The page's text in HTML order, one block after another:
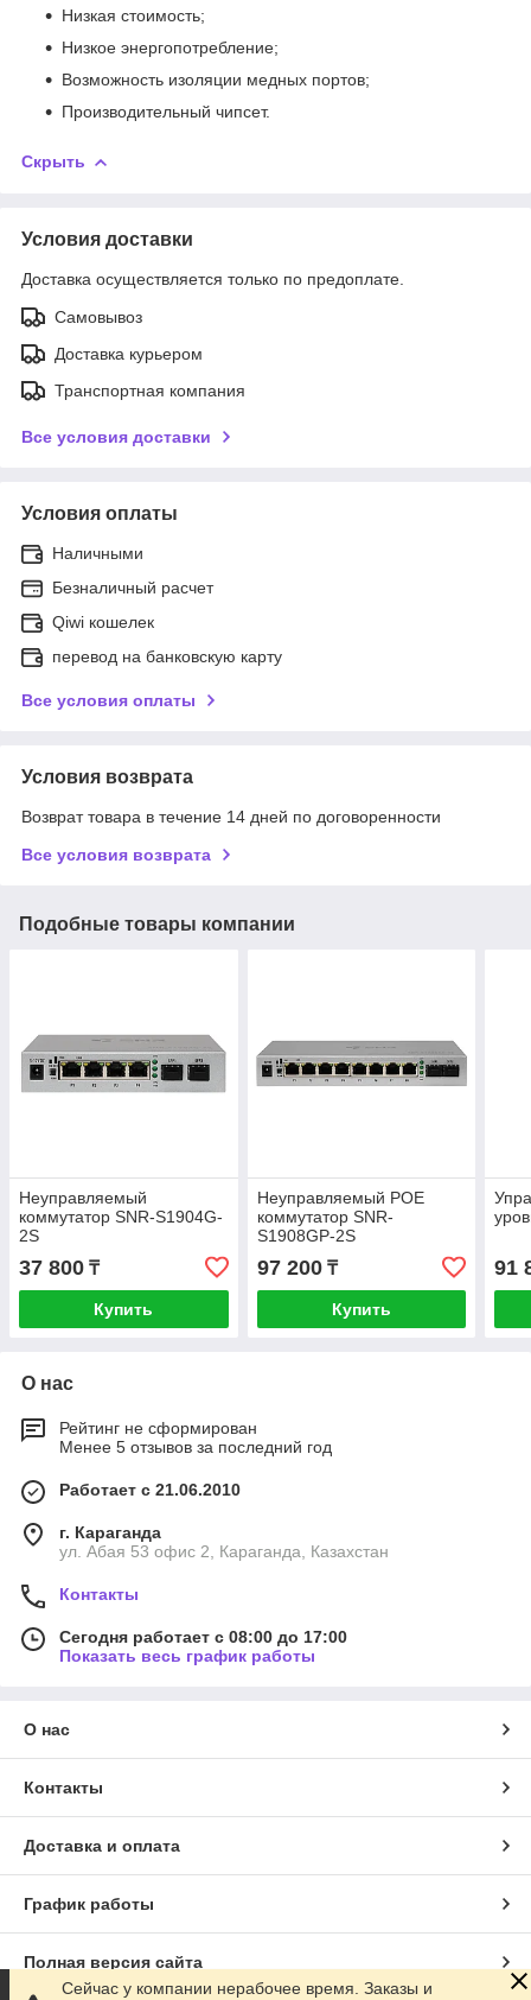
Низкая стоимость;
Низкое энергопотребление;
Возможность изоляции медных портов;
Производительный чипсет.
Скрыть
Условия доставки
Доставка осуществляется только по предоплате.
Самовывоз
Доставка курьером
Транспортная компания
Все условия доставки
Условия оплаты
Наличными
Безналичный расчет
Qiwi кошелек
перевод на банковскую карту
Все условия оплаты
Условия возврата
Возврат товара в течение 14 дней по договоренности
Все условия возврата
Подобные товары компании
Неуправляемый
коммутатор SNR-S1904G-
2S
37 800 ₸
Купить
Неуправляемый POE
коммутатор SNR-
S1908GP-2S
97 200₸
Купить
91
О нас
Рейтинг не сформирован
Менее 5 отзывов за последний год
Работает с 21.06.2010
г. Караганда
ул. Абая 53 офис 2, Караганда, Казахстан
Контакты
Сегодня работает с 08:00 до 17:00
Показать весь график работы
О нас
Контакты
Доставка и оплата
График работы
Полная версия сайта
Сейчас у компании нерабочее время. Заказы и